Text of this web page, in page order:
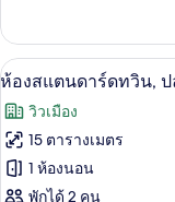
(High
Floor)
เกี่ยว
กับ
ห้อง
ทวิ
น,
ปลอด
บุหรี่
(High
เปิด
ภาพถ่าย
ทั้งหมด
ของ
45
ห้องสแตนดาร์ดทวิน,
วิวเมือง
15 ตารางเมตร
1 ห้องนอน
พักได้ 2 คน